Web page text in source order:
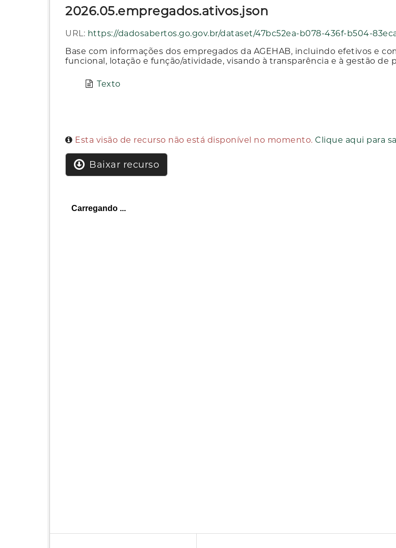
2026.05.empregados.ativos.json
URL: https://dadosabertos.go.gov.br/dataset/47bc52ea-b078-436f-b504-83eca7c5fced/resource/7a138a63-c1a6-4021-
Base com informações dos empregados da AGEHAB, incluindo efetivos e
funcional, lotação e função/atividade, visando à transparência e à gestão de
Texto
Esta visão de recurso não está disponível no momento. Clique aqui para
Baixar recurso